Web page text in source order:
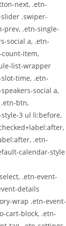
next, .etn-
.swiper-
prev, .etn-single-
social a, .etn-
item,
list-wrapper
time, .etn-
social a,
btn,
3 ul li:before,
.etn-
calendar-style
.etn-event-
details
wrap .etn-event-
cart-block, .etn-